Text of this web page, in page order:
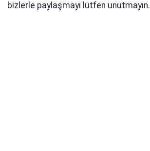
bizlerle paylaşmayı lütfen unutmayın.